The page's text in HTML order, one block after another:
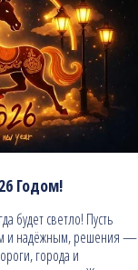
Годом!
будет светло! Пусть
и надёжным, решения —
города и